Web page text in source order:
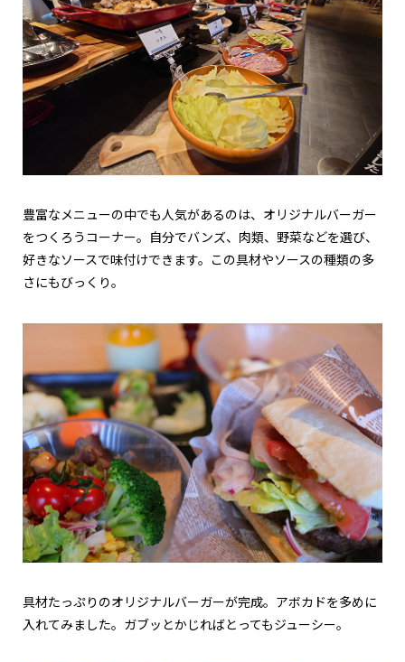
豊富なメニューの中でも人気があるのは、オリジナルバーガー
をつくろうコーナー。自分でバンズ、肉類、野菜などを選び、
好きなソースで味付けできます。この具材やソースの種類の多
さにもびっくり。
具材たっぷりのオリジナルバーガーが完成。アボカドを多めに
入れてみました。ガブッとかじればとってもジューシー。